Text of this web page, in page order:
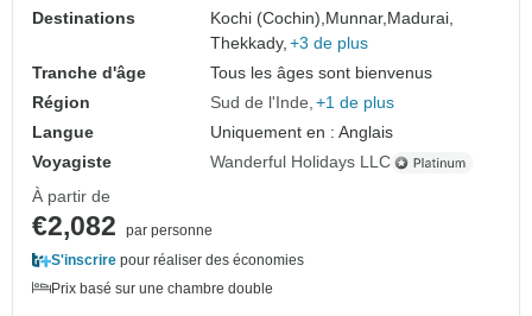
Destinations
Kochi (Cochin),Munnar,Madurai,
Thekkady, +3 de plus
Tranche d'âge
Tous les âges sont bienvenus
Région
Sud de l'Inde +1 de plus
Langue
Uniquement en : Anglais
Voyagiste
Wanderful Holidays LLC
À partir de
€2,082
par personne
S'inscrire pour réaliser des économies
Prix basé sur une chambre double